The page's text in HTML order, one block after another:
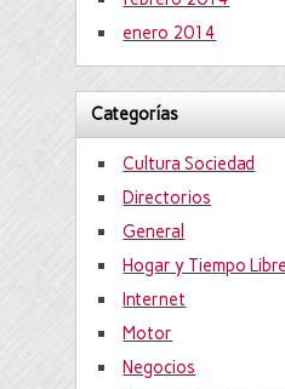
enero 2014
Categorías
Cultura Sociedad
Directorios
General
Hogar y Tiempo Libre
Internet
Motor
Negocios